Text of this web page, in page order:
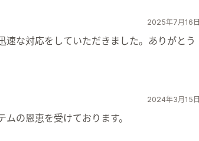
2025年7月16日
速な対応をしていただきました。ありがとう
2024年3月15日
の恩恵を受けております。